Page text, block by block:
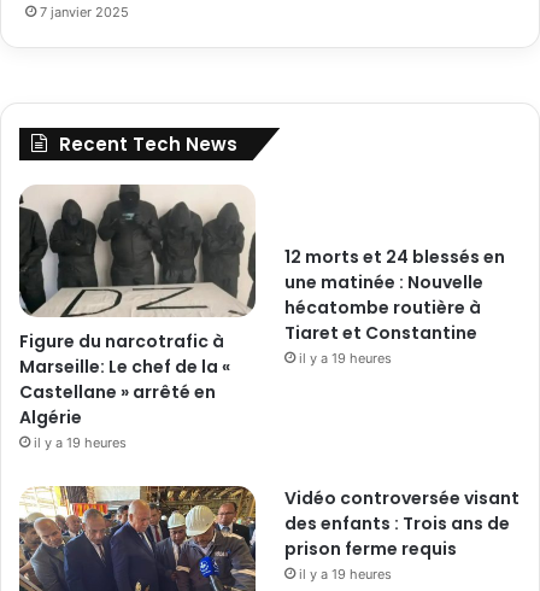
7 janvier 2025
Recent Tech News
Figure du narcotrafic à
Marseille: Le chef de la «
Castellane » arrêté en
Algérie
il y a 19 heures
12 morts et 24 blessés en
une matinée : Nouvelle
hécatombe routière à
Tiaret et Constantine
il y a 19 heures
Vidéo controversée visant
des enfants : Trois ans de
prison ferme requis
il y a 19 heures